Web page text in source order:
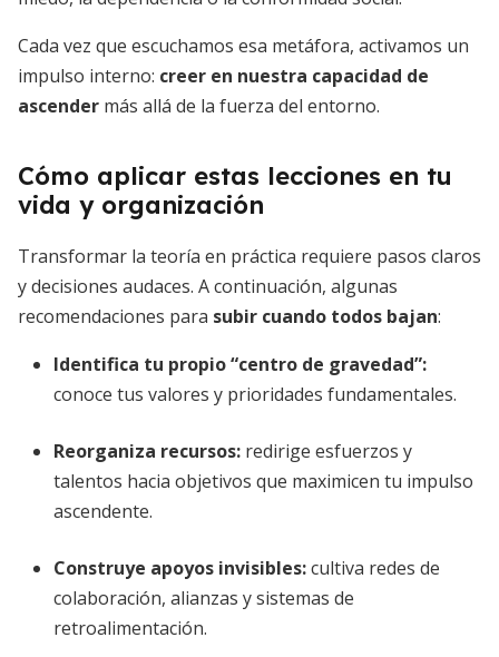
Cada vez que escuchamos esa metáfora, activamos un
impulso interno: creer en nuestra capacidad de
ascender más allá de la fuerza del entorno.
Cómo aplicar estas lecciones en tu
vida y organización
Transformar la teoría en práctica requiere pasos claros
y decisiones audaces. A continuación, algunas
recomendaciones para subir cuando todos bajan:
Identifica tu propio “centro de gravedad”:
conoce tus valores y prioridades fundamentales.
Reorganiza recursos: redirige esfuerzos y
talentos hacia objetivos que maximicen tu impulso
ascendente.
Construye apoyos invisibles:cultiva redes de
colaboración, alianzas y sistemas de
retroalimentación.